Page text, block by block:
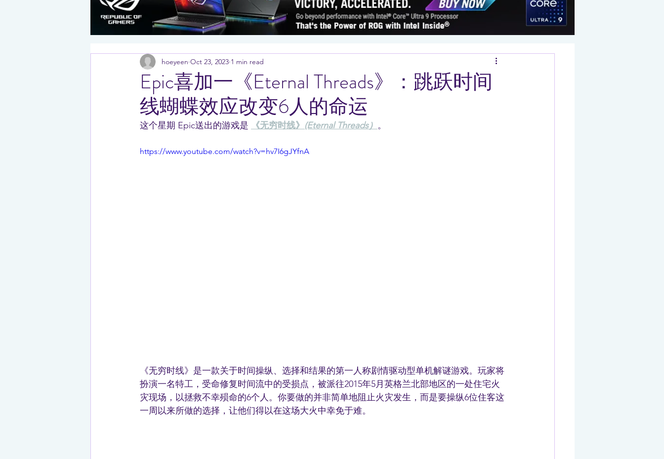
Epic喜加一《Eternal Threads》：跳跃时间
线蝴蝶效应改变6人的命运
hoeyeen Oct 23, 2023 1 min read
这个星期 Epic送出的游戏是 《无穷时线》 (Eternal Threads） 。
https://www.youtube.com/watch?v=hv7I6gJYfnA
《无穷时线》是一款关于时间操纵、选择和结果的第一人称剧情驱动型单机解谜游戏。玩家将
扮演一名特工，受命修复时间流中的受损点，被派往2015年5月英格兰北部地区的一处住宅火
灾现场，以拯救不幸殒命的6个人。你要做的并非简单地阻止火灾发生，而是要操纵6位住客这
一周以来所做的选择，让他们得以在这场大火中幸免于难。